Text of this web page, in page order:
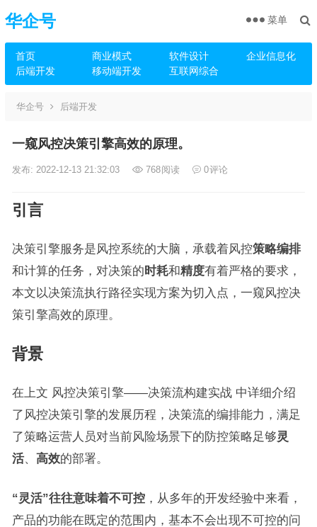
华企号
首页 商业模式 软件设计
企业信息化
后端开发
移动端开发 互联网综合
菜单
华企号 后端开发
一窥风控决策引擎高效的原理。
发布: 2022-12-13 21:32:03 768阅读 0评论
引言
决策引擎服务是风控系统的大脑，承载着风控策略编排
和计算的任务，对决策的 时耗和精度有着严格的要求，
本文以决策流执行路径实现方案为切入点，一窥风控决
策引擎高效的原理。
背景
在上文 风控决策引擎——决策流构建实战 中详细介绍
了风控决策引擎的发展历程，决策流的编排能力，满足
了策略运营人员对当前风险场景下的防控策略足够灵
活、 高效的部署。
“灵活”往往意味着不可控，从多年的开发经验中来看，
产品的功能在既定的范围内，基本不会出现不可控的问